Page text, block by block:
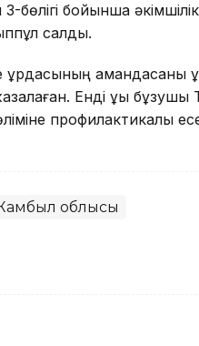
бөлігі бойынша
салды.
құрдасының амандасқаны
Енді құқық бұзушы
профилактикалық
облысы